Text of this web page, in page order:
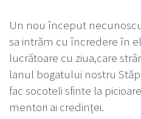
Un nou început
sa intrăm cu încredere în
lucrătoare cu ziua,care
lanul bogatului nostru
fac socoteli sfinte la
mentori ai credinței.